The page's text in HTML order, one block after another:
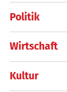
Politik
Wirtschaft
Kultur